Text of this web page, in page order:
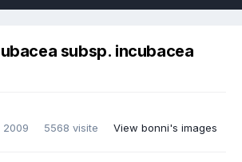
subsp. incubacea
2009
5568 visite View bonni's images